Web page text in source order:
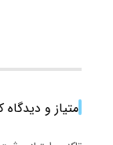
امتیاز و دیدگاه